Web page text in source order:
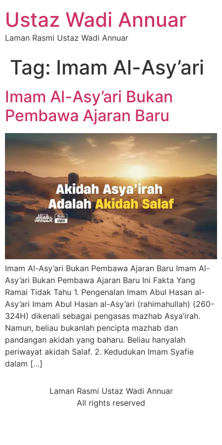
Ustaz Wadi Annuar
Laman Rasmi Ustaz Wadi Annuar
Tag: Imam Al-Asy’ari
Imam Al-Asy’ari Bukan
Pembawa Ajaran Baru
Imam Al-Asy’ari Bukan Pembawa Ajaran Baru Imam Al-
Asy’ari Bukan Pembawa Ajaran Baru Ini Fakta Yang
Ramai Tidak Tahu 1. Pengenalan Imam Abul Hasan al-
Asy’ari Imam Abul Hasan al-Asy’ari (rahimahullah) (260-
324H) dikenali sebagai pengasas mazhab Asya’irah.
Namun, beliau bukanlah pencipta mazhab dan
pandangan akidah yang baharu. Beliau hanyalah
periwayat akidah Salaf. 2. Kedudukan Imam Syafie
dalam […]
Laman Rasmi Ustaz Wadi Annuar
All rights reserved